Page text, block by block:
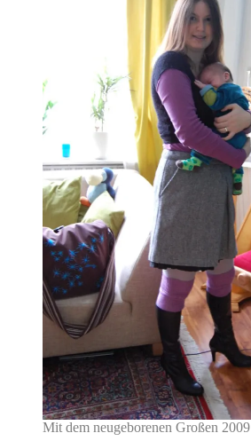
Mit dem neugeborenen Großen 2009